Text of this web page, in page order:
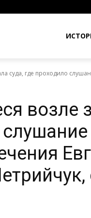
суда, где проходило
возле